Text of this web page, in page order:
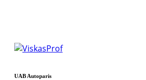
UAB Autoparis